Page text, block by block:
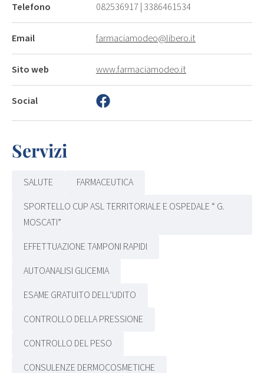
Telefono 082536917 | 3386461534
Email farmaciamodeo@libero.it
Sito web www.farmaciamodeo.it
Social
Servizi
SALUTE
FARMACEUTICA
SPORTELLO CUP ASL TERRITORIALE E OSPEDALE “ G.
MOSCATI”
EFFETTUAZIONE TAMPONI RAPIDI
AUTOANALISI GLICEMIA
ESAME GRATUITO DELL’UDITO
CONTROLLO DELLA PRESSIONE
CONTROLLO DEL PESO
CONSULENZE DERMOCOSMETICHE